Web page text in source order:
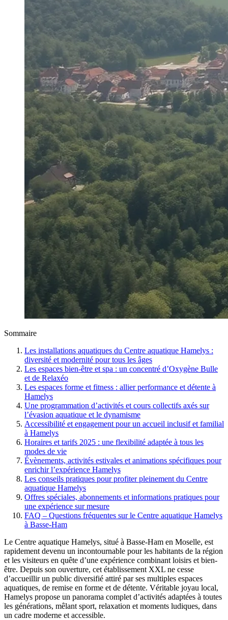
Sommaire
Les installations aquatiques du Centre aquatique Hamelys :
diversité et modernité pour tous les âges
Les espaces bien-être et spa : un concentré d’Oxygène Bulle
et de Relaxéo
Les espaces forme et fitness : allier performance et détente à
Hamelys
Une programmation d’activités et cours collectifs axés sur
l’évasion aquatique et le dynamisme
Accessibilité et engagement pour un accueil inclusif et familial
à Hamelys
Horaires et tarifs 2025 : une flexibilité adaptée à tous les
modes de vie
Évènements, activités estivales et animations spécifiques pour
enrichir l’expérience Hamelys
Les conseils pratiques pour profiter pleinement du Centre
aquatique Hamelys
Offres spéciales, abonnements et informations pratiques pour
une expérience sur mesure
FAQ – Questions fréquentes sur le Centre aquatique Hamelys
à Basse-Ham
Le Centre aquatique Hamelys, situé à Basse-Ham en Moselle, est
rapidement devenu un incontournable pour les habitants de la région
et les visiteurs en quête d’une expérience combinant loisirs et bien-
être. Depuis son ouverture, cet établissement XXL ne cesse
d’accueillir un public diversifié attiré par ses multiples espaces
aquatiques, de remise en forme et de détente. Véritable joyau local,
Hamelys propose un panorama complet d’activités adaptées à toutes
les générations, mêlant sport, relaxation et moments ludiques, dans
un cadre moderne et accessible.